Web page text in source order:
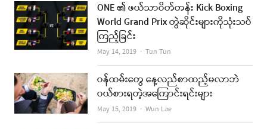
ONE ၏ ဖယ်သာဝိတ်တန်း Kick Boxing
World Grand Prix တွဲဆိုင်းများကိုသုံးသပ်
ကြည့်ခြင်း
May 14, 2019 Author
Tun Tun
ဝန်ထမ်းတွေ နေ့လည်စာထည့်မလာဘဲ
ဝယ်စားရတဲ့အကြောင်းရင်းများ
May 15, 2019 Author
Wun Lae